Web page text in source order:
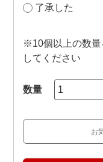
了承した
※10個以上の数量
してください
お